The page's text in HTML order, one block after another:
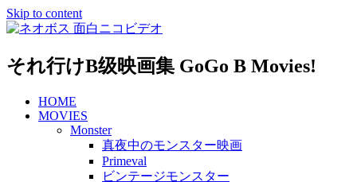
Skip to content
それ行けB级映画集 GoGo B Movies!
HOME
MOVIES
Monster
真夜中のモンスター映画
Primeval
ビンテージモンスター